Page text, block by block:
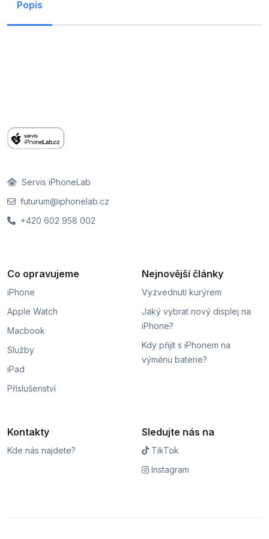
Popis
Servis iPhoneLab
futurum@iphonelab.cz
+420 602 958 002
Co opravujeme
iPhone
Apple Watch
Macbook
Služby
iPad
Příslušenství
Nejnovější články
Vyzvednutí kurýrem
Jaký vybrat nový displej na
iPhone?
Kdy přijít s iPhonem na
výměnu baterie?
Kontakty
Kde nás najdete?
Sledujte nás na
TikTok
Instagram